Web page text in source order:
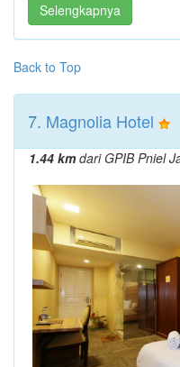
Selengkapnya
Back to Top
7. Magnolia Hotel
1.44 kmdari GPIB Pniel